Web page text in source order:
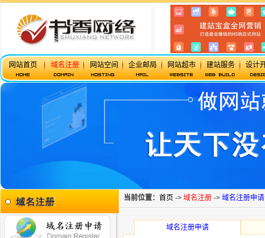
网站首页 域名注册 网站空间 企业邮局 网站超市 建站服务 设计
当前位置： 首页 -> 域名注册 -> 域名注册申请
域名注册申请